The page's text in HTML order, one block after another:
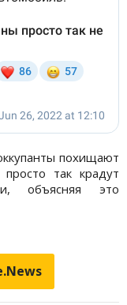
похищают
так крадут
объясняя это